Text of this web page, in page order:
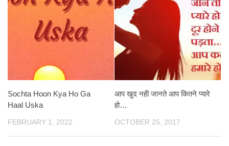
Sochta Hoon Kya Ho Ga
Haal Uska
FEBRUARY 1, 2022
आप खुद नही जानते आप कितने प्यारे
हो…
OCTOBER 25, 2017